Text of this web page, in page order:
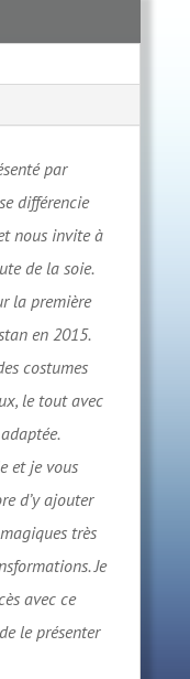
par
différencie
nous invite à
de la soie.
la première
en 2015.
costumes
le tout avec
et je vous
d’y ajouter
très
Je
avec ce
le présenter